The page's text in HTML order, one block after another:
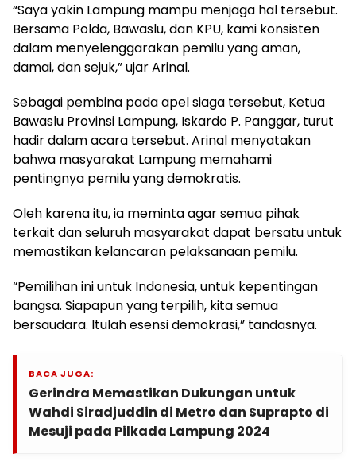
“Saya yakin Lampung mampu menjaga hal tersebut.
Bersama Polda, Bawaslu, dan KPU, kami konsisten
dalam menyelenggarakan pemilu yang aman,
damai, dan sejuk,” ujar Arinal.
Sebagai pembina pada apel siaga tersebut, Ketua
Bawaslu Provinsi Lampung, Iskardo P. Panggar, turut
hadir dalam acara tersebut. Arinal menyatakan
bahwa masyarakat Lampung memahami
pentingnya pemilu yang demokratis.
Oleh karena itu, ia meminta agar semua pihak
terkait dan seluruh masyarakat dapat bersatu untuk
memastikan kelancaran pelaksanaan pemilu.
“Pemilihan ini untuk Indonesia, untuk kepentingan
bangsa. Siapapun yang terpilih, kita semua
bersaudara. Itulah esensi demokrasi,” tandasnya.
BACA JUGA:
Gerindra Memastikan Dukungan untuk
Wahdi Siradjuddin di Metro dan Suprapto di
Mesuji pada Pilkada Lampung 2024